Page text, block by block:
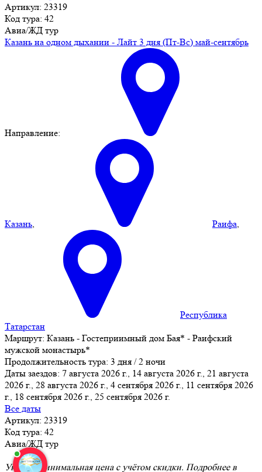
Артикул: 23319
Код тура: 42
Авиа/ЖД тур
Казань на одном дыхании - Лайт 3 дня (Пт-Вс) май-сентябрь
Направление:
Казань Раифа
Республика
Татарстан
Маршрут: Казань - Гостеприимный дом Бая* - Раифский
мужской монастырь*
Продолжительность тура: 3 дня / 2 ночи
Даты заездов: 7 августа 2026 г., 14 августа 2026 г., 21 августа
2026 г., 28 августа 2026 г., 4 сентября 2026 г., 11 сентября 2026
г., 18 сентября 2026 г. , 25 сентября 2026 г.
Все даты
Артикул: 23319
Код тура: 42
Авиа/ЖД тур
Указана минимальная цена с учётом скидки. Подробнее в